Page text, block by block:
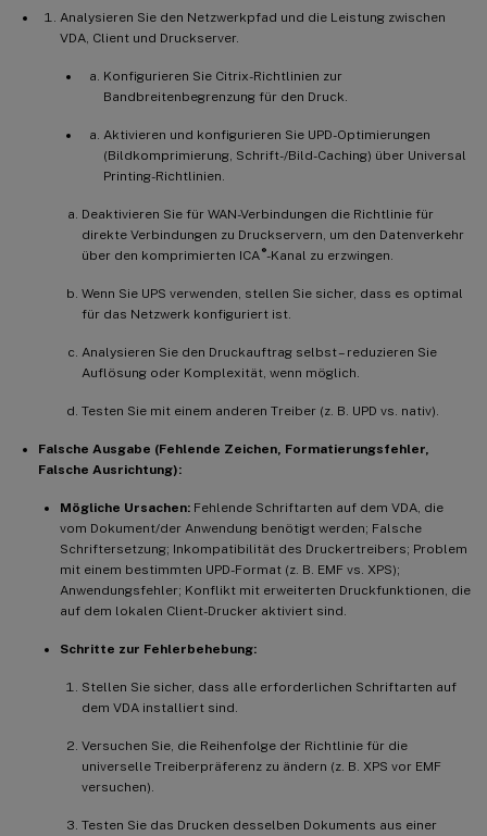
1.
Identifizieren Sie den
1.
  Versuchen Sie
Identifizieren und entfernen Sie
1.
Suchen und bereinigen Sie
**Mögliche Ursachen:** GPO-
**Schritte zur Fehlerbehebung
1.
Verwenden Sie den Citrix Group
1.
Überprüfen Sie die
-
1.
  Blockieren Sie vorübergehend die
1.
Überprüfen Sie die Ergebnisse
**Treiberprobleme ( Allgemein –
**Mögliche Ursachen:** Treiber nicht
  Versuchen Sie
1.
  Überprüfen Sie
, ob der richtige
1.
  Stellen Sie sicher
1.
Überprüfen Sie die
1.
Führen Sie eine saubere
1.
Überprüfen und testen Sie die
1.
Minimieren Sie die Anzahl der
Analysieren Sie den Netzwerkpfad und die Leistung zwischen
VDA, Client und Druckserver.
Konfigurieren Sie Citrix-Richtlinien zur
Bandbreitenbegrenzung für den Druck.
Aktivieren und konfigurieren Sie UPD-Optimierungen
(Bildkomprimierung, Schrift-/Bild-Caching) über Universal
Printing-Richtlinien.
Deaktivieren Sie für WAN-Verbindungen die Richtlinie für
direkte Verbindungen zu Druckservern, um den Datenverkehr
über den komprimierten ICA ®-Kanal zu erzwingen.
Wenn Sie UPS verwenden, stellen Sie sicher, dass es optimal
für das Netzwerk konfiguriert ist.
Analysieren Sie den Druckauftrag selbst – reduzieren Sie
Auflösung oder Komplexität, wenn möglich.
Testen Sie mit einem anderen Treiber (z. B. UPD vs. nativ).
Falsche Ausgabe (Fehlende Zeichen, Formatierungsfehler,
Falsche Ausrichtung):
Mögliche Ursachen: Fehlende Schriftarten auf dem VDA, die
vom Dokument/der Anwendung benötigt werden; Falsche
Schriftersetzung; Inkompatibilität des Druckertreibers; Problem
mit einem bestimmten UPD-Format (z. B. EMF vs. XPS);
Anwendungsfehler; Konflikt mit erweiterten Druckfunktionen, die
auf dem lokalen Client-Drucker aktiviert sind.
Schritte zur Fehlerbehebung:
Stellen Sie sicher, dass alle erforderlichen Schriftarten auf
dem VDA installiert sind.
Versuchen Sie, die Reihenfolge der Richtlinie für die
universelle Treiberpräferenz zu ändern (z. B. XPS vor EMF
versuchen).
Testen Sie das Drucken desselben Dokuments aus einer